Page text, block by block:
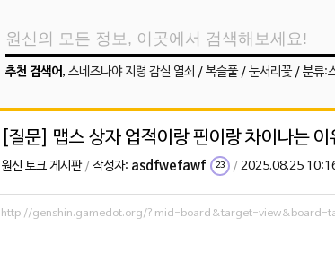
추천 검색어 , 스네즈나야 지령 감실 열쇠 / 복슬풀/ 눈서리꽃/ 분류:
[질문] 맵스 상자 업적이랑 핀이랑 차이나는 이
원신 토크 게시판/ 작성자: asdfwefawf 23 / 2025.08.25
http://genshin.gamedot.org/